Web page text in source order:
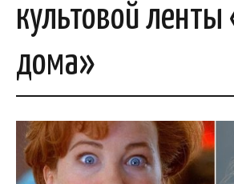
культовой
дома»